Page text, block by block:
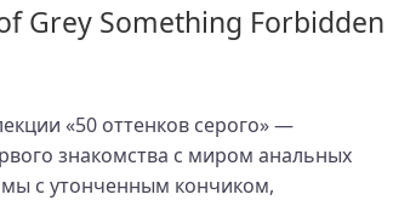
Grey Something Forbidden
«50 оттенков серого» —
знакомства с миром анальных
с утонченным кончиком,